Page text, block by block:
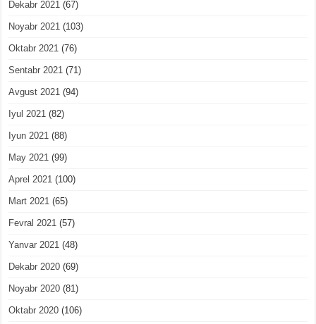
Dekabr 2021 (67)
Noyabr 2021 (103)
Oktabr 2021 (76)
Sentabr 2021 (71)
Avgust 2021 (94)
Iyul 2021 (82)
Iyun 2021 (88)
May 2021 (99)
Aprel 2021 (100)
Mart 2021 (65)
Fevral 2021 (57)
Yanvar 2021 (48)
Dekabr 2020 (69)
Noyabr 2020 (81)
Oktabr 2020 (106)